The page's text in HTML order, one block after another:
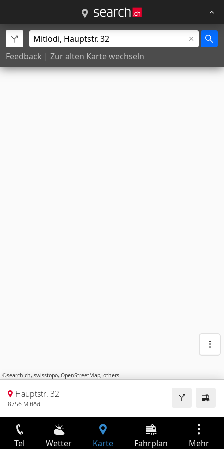
Feedback | Zur alten Karte wechseln
©search.ch, swisstopo, OpenStreetMap, others
Hauptstr. 32
8756 Mitlödi
Tel Wetter Karte Fahrplan Mehr